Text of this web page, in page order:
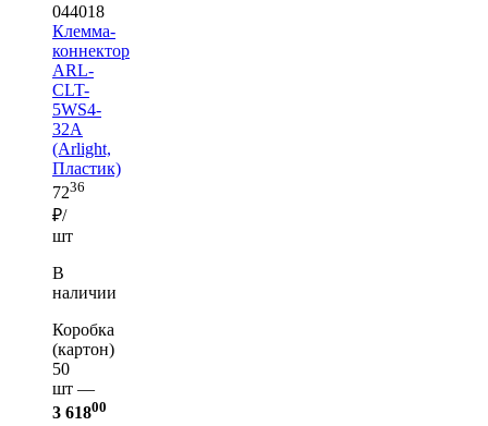
044018
Клемма-
коннектор
ARL-
CLT-
5WS4-
32A
(Arlight,
Пластик)
7236
₽/
шт
В
наличии
Коробка
(картон)
50
шт —
3 61800